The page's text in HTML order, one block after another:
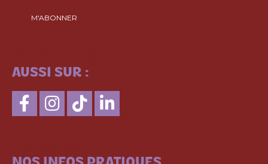
M'ABONNER
AUSSI SUR :